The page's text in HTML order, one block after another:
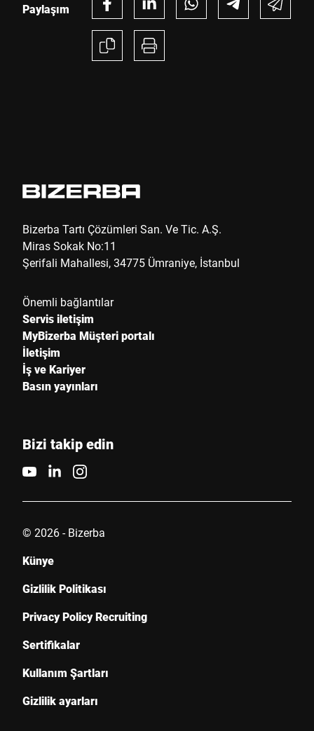
Paylaşım
Bizerba Tartı Çözümleri San. Ve Tic. A.Ş.
Miras Sokak No:11
Şerifali Mahallesi, 34775 Ümraniye, İstanbul
Önemli bağlantılar
Servis iletişim
MyBizerba Müşteri portalı
İletişim
İş ve Kariyer
Basın yayınları
Bizi takip edin
© 2026 - Bizerba
Künye
Gizlilik Politikası
Privacy Policy Recruiting
Sertifikalar
Kullanım Şartları
Gizlilik ayarları